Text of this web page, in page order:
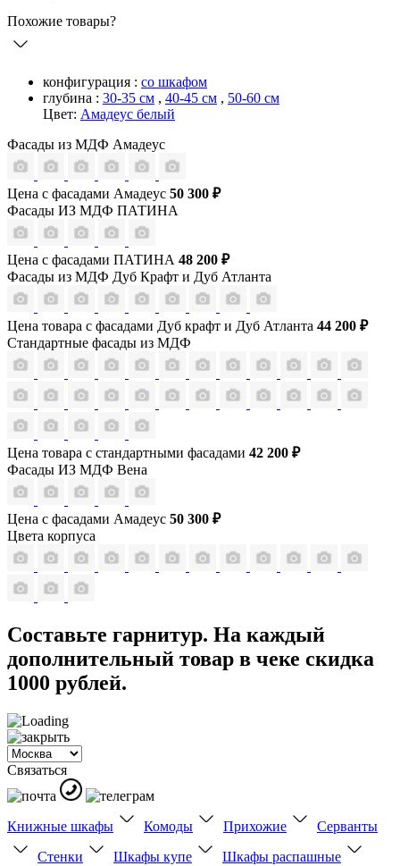
Похожие товары?
конфигурация : со шкафом
глубина : 30-35 см , 40-45 см , 50-60 см
Цвет: Амадеус белый
Фасады из МДФ Амадеус
Цена с фасадами Амадеус 50 300 ₽
Фасады ИЗ МДФ ПАТИНА
Цена с фасадами ПАТИНА 48 200 ₽
Фасады из МДФ Дуб Крафт и Дуб Атланта
Цена товара с фасадами Дуб крафт и Дуб Атланта 44 200 ₽
Стандартные фасады из МДФ
Цена товара с стандартными фасадами 42 200 ₽
Фасады ИЗ МДФ Вена
Цена с фасадами Амадеус 50 300 ₽
Цвета корпуса
Составьте гарнитур. На каждый
дополнительный товар в чеке скидка
1000 рублей.
Связаться
Книжные шкафы Комоды Прихожие
Серванты
Стенки
Шкафы купе
Шкафы распашные